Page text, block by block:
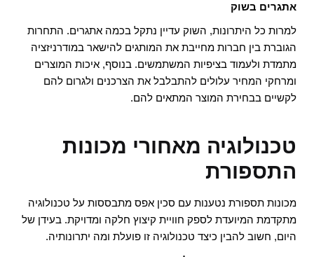
אתגרים בשוק
למרות כל היתרונות, השוק עדיין נתקל בכמה אתגרים. התחרות
הגוברת בין חברות מחייבת את המותגים להישאר במודרניזציה
מתמדת ולעמוד בציפיות המשתמשים. בנוסף, איכות המוצרים
ומרחקי המחיר עלולים להתבלבל את הצרכנים ולגרום להם
לקשיים בבחירת המוצר המתאים להם.
טכנולוגיה מאחורי מכונות
התספורת
מכונות תספורת נטענות עם סכין אפס מתבססות על טכנולוגיה
מתקדמת המיועדת לספק חוויית קיצוץ חלקה ומדויקת. בעידן של
היום, חשוב להבין כיצד טכנולוגיה זו פועלת ומה יתרונותיה.